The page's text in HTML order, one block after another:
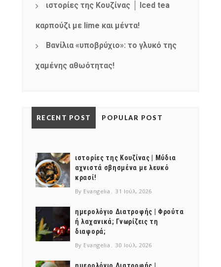
ιστορίες της Κουζίνας │ Iced tea
καρπούζι με lime και μέντα!
Βανίλια «υποβρύχιο»: το γλυκό της
χαμένης αθωότητας!
RECENT POST POPULAR POST
ιστορίες της Κουζίνας | Μύδια
αχνιστά σβησμένα με λευκό
κρασί!
By Evangelia 31 Ιούλ, 2026
ημερολόγιο Διατροφής | Φρούτα
ή λαχανικά; Γνωρίζεις τη
διαφορά;
By Evangelia 30 Ιούλ, 2026
ημερολόγιο Διατροφής |